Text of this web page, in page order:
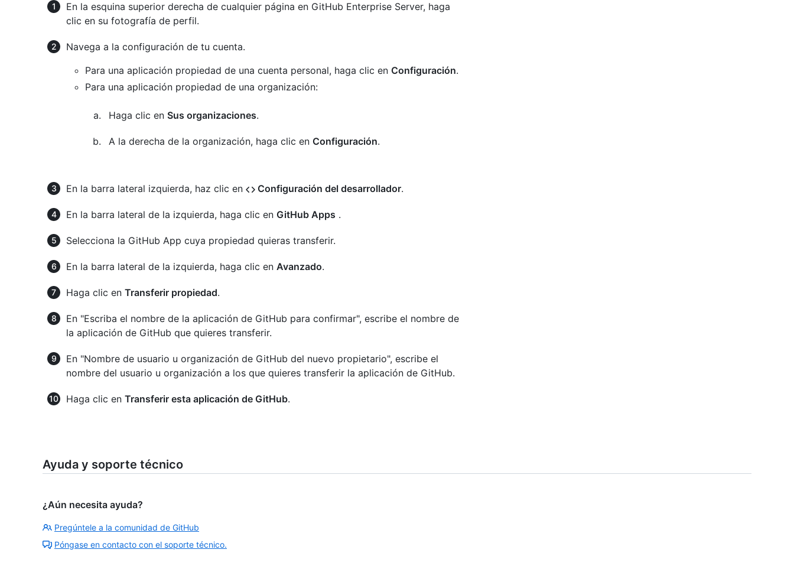
En la esquina superior derecha de cualquier página en GitHub Enterprise Server, haga
clic en su fotografía de perfil.
Navega a la configuración de tu cuenta.
Para una aplicación propiedad de una cuenta personal, haga clic en Configuración.
Para una aplicación propiedad de una organización:
Haga clic en Sus organizaciones.
A la derecha de la organización, haga clic en Configuración.
En la barra lateral izquierda, haz clic en Configuración del desarrollador.
En la barra lateral de la izquierda, haga clic en GitHub Apps .
Selecciona la GitHub App cuya propiedad quieras transferir.
En la barra lateral de la izquierda, haga clic en Avanzado.
Haga clic en Transferir propiedad.
En "Escriba el nombre de la aplicación de GitHub para confirmar", escribe el nombre de
la aplicación de GitHub que quieres transferir.
En "Nombre de usuario u organización de GitHub del nuevo propietario", escribe el
nombre del usuario u organización a los que quieres transferir la aplicación de GitHub.
Haga clic en Transferir esta aplicación de GitHub.
Ayuda y soporte técnico
¿Aún necesita ayuda?
Pregúntele a la comunidad de GitHub
Póngase en contacto con el soporte técnico.